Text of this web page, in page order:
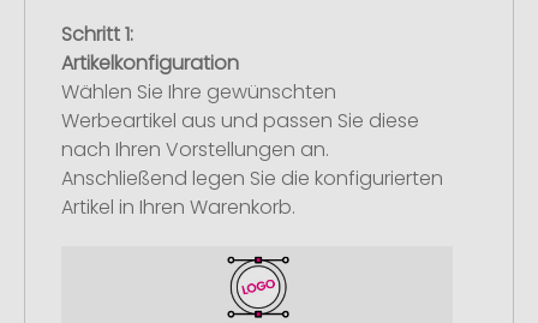
Schritt 1:
Artikelkonfiguration
Wählen Sie Ihre gewünschten
Werbeartikel aus und passen Sie diese
nach Ihren Vorstellungen an.
Anschließend legen Sie die konfigurierten
Artikel in Ihren Warenkorb.